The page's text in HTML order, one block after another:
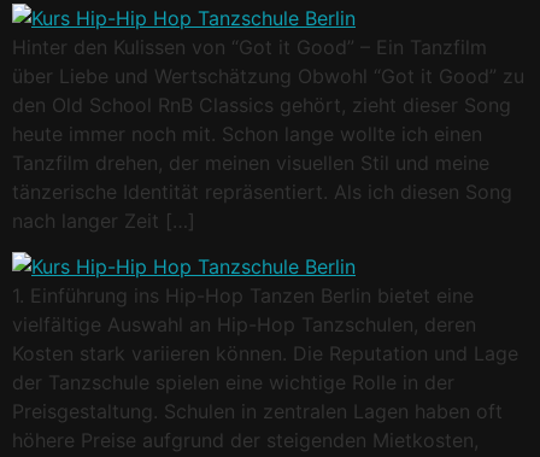
Hinter den Kulissen von “Got it Good” – Ein Tanzfilm
über Liebe und Wertschätzung Obwohl “Got it Good” zu
den Old School RnB Classics gehört, zieht dieser Song
heute immer noch mit. Schon lange wollte ich einen
Tanzfilm drehen, der meinen visuellen Stil und meine
tänzerische Identität repräsentiert. Als ich diesen Song
nach langer Zeit […]
1. Einführung ins Hip-Hop Tanzen Berlin bietet eine
vielfältige Auswahl an Hip-Hop Tanzschulen, deren
Kosten stark variieren können. Die Reputation und Lage
der Tanzschule spielen eine wichtige Rolle in der
Preisgestaltung. Schulen in zentralen Lagen haben oft
höhere Preise aufgrund der steigenden Mietkosten,